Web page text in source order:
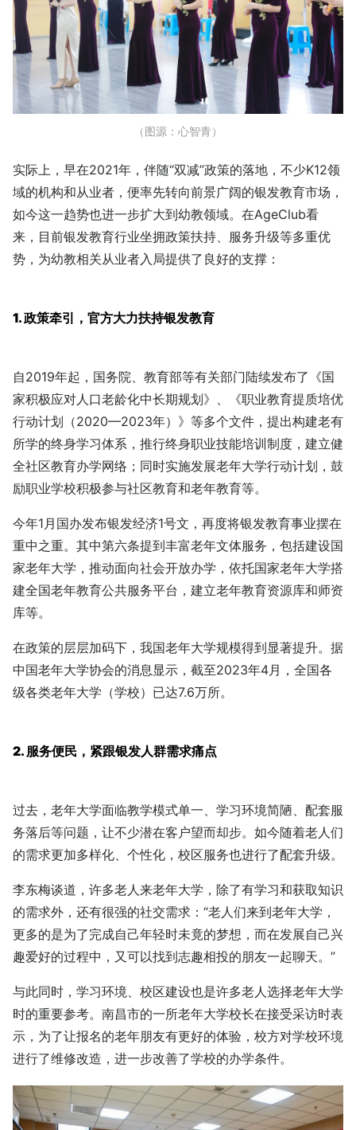
（图源：心智青）
实际上，早在2021年，伴随“双减”政策的落地，不少K12领
域的机构和从业者，便率先转向前景广阔的银发教育市场，
如今这一趋势也进一步扩大到幼教领域。在AgeClub看
来，目前银发教育行业坐拥政策扶持、服务升级等多重优
势，为幼教相关从业者入局提供了良好的支撑：
1. 政策牵引，官方大力扶持银发教育
自2019年起，国务院、教育部等有关部门陆续发布了《国
家积极应对人口老龄化中长期规划》、《职业教育提质培优
行动计划（2020—2023年）》等多个文件，提出构建老有
所学的终身学习体系，推行终身职业技能培训制度，建立健
全社区教育办学网络；同时实施发展老年大学行动计划，鼓
励职业学校积极参与社区教育和老年教育等。
今年1月国办发布银发经济1号文，再度将银发教育事业摆在
重中之重。其中第六条提到丰富老年文体服务，包括建设国
家老年大学，推动面向社会开放办学，依托国家老年大学搭
建全国老年教育公共服务平台，建立老年教育资源库和师资
库等。
在政策的层层加码下，我国老年大学规模得到显著提升。据
中国老年大学协会的消息显示，截至2023年4月，全国各
级各类老年大学（学校）已达7.6万所。
2. 服务便民，紧跟银发人群需求痛点
过去，老年大学面临教学模式单一、学习环境简陋、配套服
务落后等问题，让不少潜在客户望而却步。如今随着老人们
的需求更加多样化、个性化，校区服务也进行了配套升级。
李东梅谈道，许多老人来老年大学，除了有学习和获取知识
的需求外，还有很强的社交需求：“老人们来到老年大学，
更多的是为了完成自己年轻时未竟的梦想，而在发展自己兴
趣爱好的过程中，又可以找到志趣相投的朋友一起聊天。”
与此同时，学习环境、校区建设也是许多老人选择老年大学
时的重要参考。南昌市的一所老年大学校长在接受采访时表
示，为了让报名的老年朋友有更好的体验，校方对学校环境
进行了维修改造，进一步改善了学校的办学条件。